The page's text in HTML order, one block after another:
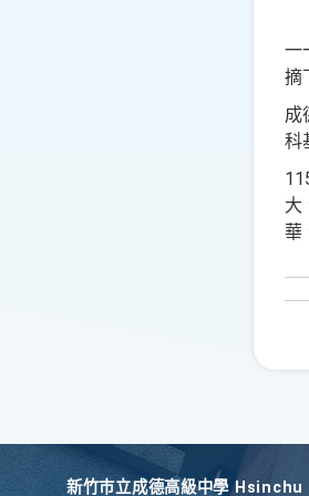
一
摘
成
科
大
華
新竹巿立成德高級中學